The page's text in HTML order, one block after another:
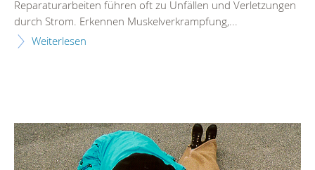
Reparaturarbeiten führen oft zu Unfällen und Verletzungen
durch Strom. Erkennen Muskelverkrampfung,...
Weiterlesen